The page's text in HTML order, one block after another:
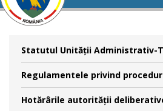
Statutul Unităţii Administrativ-
Regulamentele privind
Hotărârile autorităţii